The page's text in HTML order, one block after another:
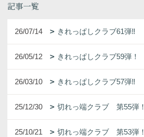
記事一覧
26/07/14 きれっぱしクラブ61弾‼
26/05/12 きれっぱしクラブ59弾！
26/03/10 きれっぱしクラブ57弾‼
25/12/30 切れっ端クラブ 第55弾！
25/10/21 切れっ端クラブ 第53弾！